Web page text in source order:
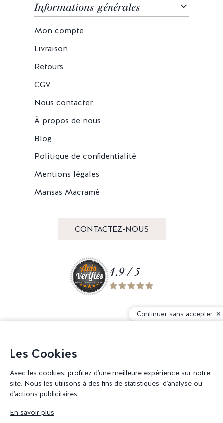
Informations générales
Mon compte
Livraison
Retours
CGV
Nous contacter
À propos de nous
Blog
Politique de confidentialité
Mentions légales
Mansas Macramé
CONTACTEZ-NOUS
4.9 / 5
© 2026 Corderie Mansas -
Continuer sans accepter
Les Cookies
Avec les cookies, profitez d'une meilleure expérience sur notre
site. Nous les utilisons à des fins de statistiques, d'analyse ou
d'actions publicitaires.
En savoir plus